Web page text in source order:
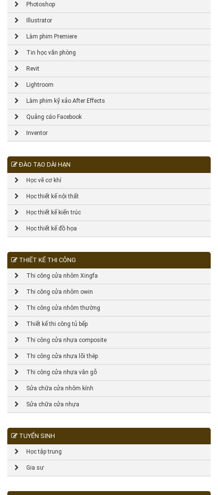
Photoshop
Illustrator
Làm phim Premiere
Tin học văn phòng
Revit
Lightroom
Làm phim kỹ xảo After Effects
Quảng cáo Facebook
Inventor
ĐÀO TẠO DÀI HẠN
Học vẽ cơ khí
Học thiết kế nội thất
Học thiết kế kiến trúc
Học thiết kế đồ họa
THIẾT KẾ THI CÔNG
Thi công cửa nhôm Xingfa
Thi công cửa nhôm owin
Thi công cửa nhôm thường
Thiết kế thi công tủ bếp
Thi công cửa nhựa composite
Thi công cửa nhựa lõi thép
Thi công cửa nhựa vân gỗ
Sửa chữa cửa nhôm kính
Sửa chữa cửa nhựa
TUYỂN SINH
Học tập trung
Gia sư